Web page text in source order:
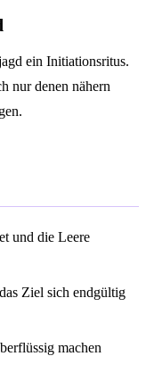
ein Initiationsritus.
nur denen nähern
und die Leere
Ziel sich endgültig
machen